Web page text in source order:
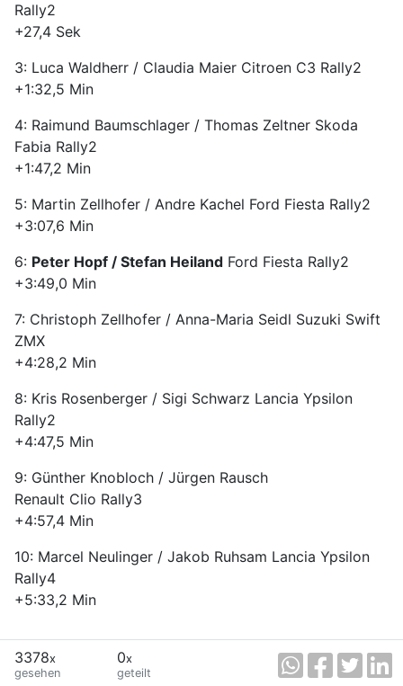
Rally2
+27,4 Sek
3: Luca Waldherr / Claudia Maier Citroen C3 Rally2
+1:32,5 Min
4: Raimund Baumschlager / Thomas Zeltner Skoda
Fabia Rally2
+1:47,2 Min
5: Martin Zellhofer / Andre Kachel Ford Fiesta Rally2
+3:07,6 Min
6: Peter Hopf / Stefan Heiland Ford Fiesta Rally2
+3:49,0 Min
7: Christoph Zellhofer / Anna-Maria Seidl Suzuki Swift
ZMX
+4:28,2 Min
8: Kris Rosenberger / Sigi Schwarz Lancia Ypsilon
Rally2
+4:47,5 Min
9: Günther Knobloch / Jürgen Rausch
Renault Clio Rally3
+4:57,4 Min
10: Marcel Neulinger / Jakob Ruhsam Lancia Ypsilon
Rally4
+5:33,2 Min
3378x
gesehen
0x
geteilt